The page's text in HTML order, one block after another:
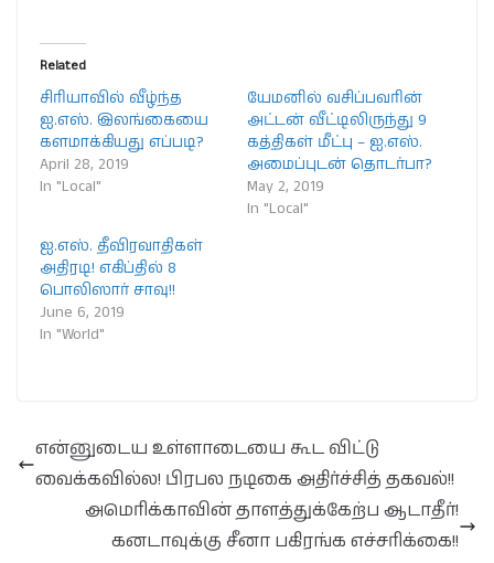
Related
சிரியாவில் வீழ்ந்த
ஐ.எஸ். இலங்கையை
களமாக்கியது எப்படி?
April 28, 2019
In "Local"
யேமனில் வசிப்பவரின்
அட்டன் வீட்டிலிருந்து 9
கத்திகள் மீட்பு – ஐ.எஸ்.
அமைப்புடன் தொடர்பா?
May 2, 2019
In "Local"
ஐ.எஸ். தீவிரவாதிகள்
அதிரடி! எகிப்தில் 8
பொலிஸார் சாவு!!
June 6, 2019
In "World"
என்னுடைய உள்ளாடையை கூட விட்டு
வைக்கவில்ல! பிரபல நடிகை அதிர்ச்சித் தகவல்!!
அமெரிக்காவின் தாளத்துக்கேற்ப ஆடாதீர்!
கனடாவுக்கு சீனா பகிரங்க எச்சரிக்கை!!